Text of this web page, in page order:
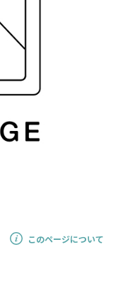
このページについて